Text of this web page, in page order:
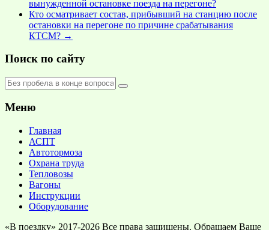
вынужденной остановке поезда на перегоне?
Кто осматривает состав, прибывший на станцию после
остановки на перегоне по причине срабатывания
КТСМ? →
Поиск по сайту
Меню
Главная
АСПТ
Автотормоза
Охрана труда
Тепловозы
Вагоны
Инструкции
Оборудование
«В поездку» 2017-2026 Все права защищены. Обращаем Ваше